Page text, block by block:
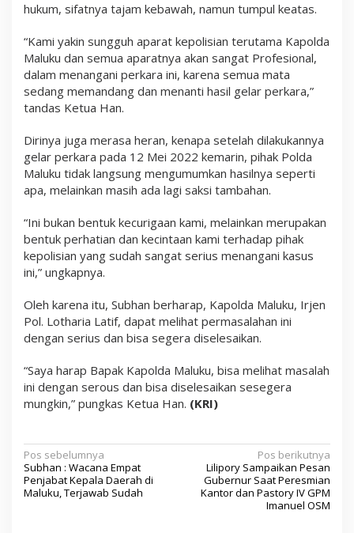
hukum, sifatnya tajam kebawah, namun tumpul keatas.
“Kami yakin sungguh aparat kepolisian terutama Kapolda
Maluku dan semua aparatnya akan sangat Profesional,
dalam menangani perkara ini, karena semua mata
sedang memandang dan menanti hasil gelar perkara,”
tandas Ketua Han.
Dirinya juga merasa heran, kenapa setelah dilakukannya
gelar perkara pada 12 Mei 2022 kemarin, pihak Polda
Maluku tidak langsung mengumumkan hasilnya seperti
apa, melainkan masih ada lagi saksi tambahan.
“Ini bukan bentuk kecurigaan kami, melainkan merupakan
bentuk perhatian dan kecintaan kami terhadap pihak
kepolisian yang sudah sangat serius menangani kasus
ini,” ungkapnya.
Oleh karena itu, Subhan berharap, Kapolda Maluku, Irjen
Pol. Lotharia Latif, dapat melihat permasalahan ini
dengan serius dan bisa segera diselesaikan.
“Saya harap Bapak Kapolda Maluku, bisa melihat masalah
ini dengan serous dan bisa diselesaikan sesegera
mungkin,” pungkas Ketua Han. (KRI)
N
a
v
Pos sebelumnya
Subhan : Wacana Empat
Penjabat Kepala Daerah di
Maluku, Terjawab Sudah
Pos berikutnya
Lilipory Sampaikan Pesan
Gubernur Saat Peresmian
Kantor dan Pastory IV GPM
Imanuel OSM